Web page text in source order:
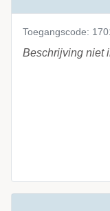
Toegangscode:
Beschrijving niet